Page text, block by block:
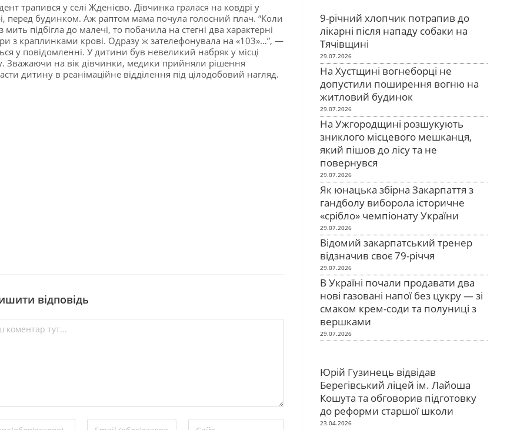
трапився у селі Жденієво. Дівчинка гралася на ковдрі у
перед будинком. Аж раптом мама почула голосний плач. “Коли
мить підбігла до малечі, то побачила на стегні два характерні
з краплинками крові. Одразу ж зателефонувала на «103»…”, —
у повідомленні. У дитини був невеликий набряк у місці
Зважаючи на вік дівчинки, медики прийняли рішення
дитину в реанімаційне відділення під цілодобовий нагляд.
відповідь
9-річний хлопчик потрапив до
лікарні після нападу собаки на
Тячівщині
29.07.2026
На Хустщині вогнеборці не
допустили поширення вогню на
житловий будинок
29.07.2026
На Ужгородщині розшукують
зниклого місцевого мешканця,
який пішов до лісу та не
повернувся
29.07.2026
Як юнацька збірна Закарпаття з
гандболу виборола історичне
«срібло» чемпіонату України
29.07.2026
Відомий закарпатський тренер
відзначив своє 79-річчя
29.07.2026
В Україні почали продавати два
нові газовані напої без цукру — зі
смаком крем-соди та полуниці з
вершками
29.07.2026
Юрій Гузинець відвідав
Берегівський ліцей ім. Лайоша
Кошута та обговорив підготовку
до реформи старшої школи
23.04.2026